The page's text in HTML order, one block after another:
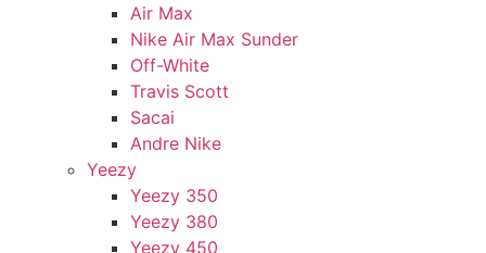
Air Max
Nike Air Max Sunder
Off-White
Travis Scott
Sacai
Andre Nike
Yeezy
Yeezy 350
Yeezy 380
Yeezy 450